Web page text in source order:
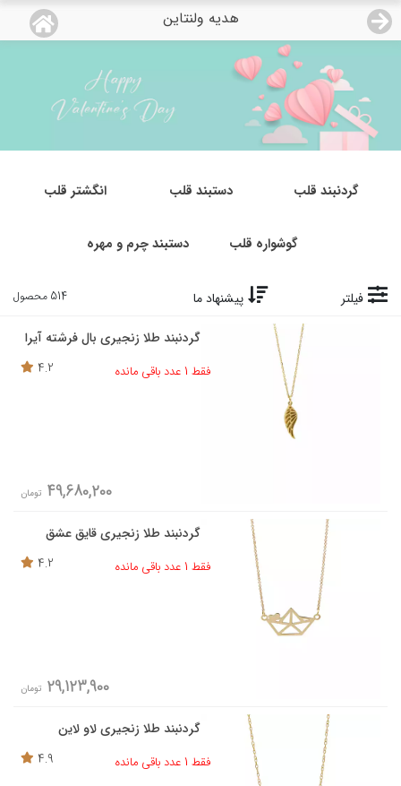
هدیه ولنتاین
منو
قیمت هرگرم طلای 18 عیار:
صفحه اصلی
دسته بندی محصولات
نمایندگی ها
درباره ما
اعطای نمایندگی
گردنبند قلب دستبند قلب انگشتر قلب
گوشواره قلب دستبند چرم و مهره
فیلتر پیشنهاد ما 514 محصول
گردنبند طلا زنجیری بال فرشته آیرا
فقط 1 عدد باقی مانده
4.2
49,680,200 تومان
گردنبند طلا زنجیری قایق عشق
فقط 1 عدد باقی مانده
4.2
29,123,900 تومان
گردنبند طلا زنجیری لاو لاین
فقط 1 عدد باقی مانده
4.9